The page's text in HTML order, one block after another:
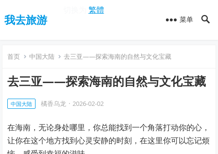
繁體
我去旅游 菜单
首页 中国大陆 去三亚——探索海南的自然与文化宝藏
去三亚——探索海南的自然与文化宝藏
中国大陆 橘香乌龙 · 2026-02-02
在海南，无论身处哪里，你总能找到一个角落打动你的心，
让你在这个地方找到心灵安静的时刻，在这里你可以忘记烦